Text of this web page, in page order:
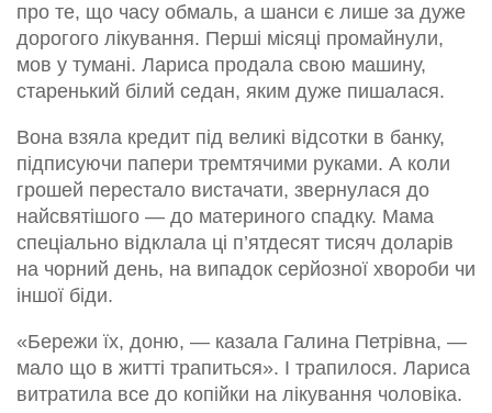
про те, що часу обмаль, а шанси є лише за дуже
дорогого лікування. Перші місяці промайнули,
мов у тумані. Лариса продала свою машину,
старенький білий седан, яким дуже пишалася.
Вона взяла кредит під великі відсотки в банку,
підписуючи папери тремтячими руками. А коли
грошей перестало вистачати, звернулася до
найсвятішого — до материного спадку. Мама
спеціально відклала ці п’ятдесят тисяч доларів
на чорний день, на випадок серйозної хвороби чи
іншої біди.
«Бережи їх, доню, — казала Галина Петрівна, —
мало що в житті трапиться». І трапилося. Лариса
витратила все до копійки на лікування чоловіка.